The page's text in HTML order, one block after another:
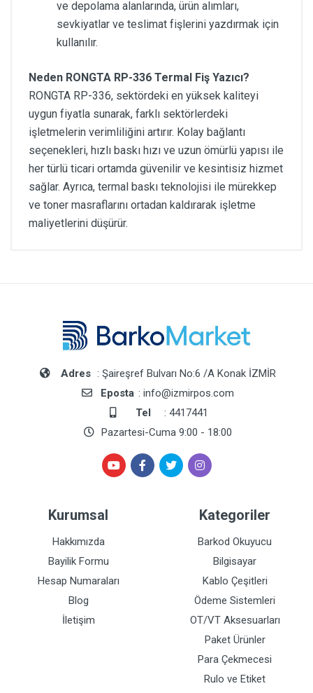
ve depolama alanlarında, ürün alımları,
sevkiyatlar ve teslimat fişlerini yazdırmak için
kullanılır.
Neden RONGTA RP-336 Termal Fiş Yazıcı?
RONGTA RP-336, sektördeki en yüksek kaliteyi
uygun fiyatla sunarak, farklı sektörlerdeki
işletmelerin verimliliğini artırır. Kolay bağlantı
seçenekleri, hızlı baskı hızı ve uzun ömürlü yapısı ile
her türlü ticari ortamda güvenilir ve kesintisiz hizmet
sağlar. Ayrıca, termal baskı teknolojisi ile mürekkep
ve toner masraflarını ortadan kaldırarak işletme
maliyetlerini düşürür.
Adres : Şaireşref Bulvarı No:6 /A Konak İZMİR
Eposta : info@izmirpos.com
Tel
: 4417441
Pazartesi-Cuma 9:00 - 18:00
Kurumsal
Hakkımızda
Bayilik Formu
Hesap Numaraları
Blog
İletişim
Kategoriler
Barkod Okuyucu
Bilgisayar
Kablo Çeşitleri
Ödeme Sistemleri
OT/VT Aksesuarları
Paket Ürünler
Para Çekmecesi
Rulo ve Etiket